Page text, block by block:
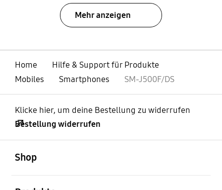
Mehr anzeigen
Home
Hilfe & Support für Produkte
Mobiles
Smartphones SM-J500F/DS
Klicke hier, um deine Bestellung zu widerrufen
Bestellung widerrufen
Shop